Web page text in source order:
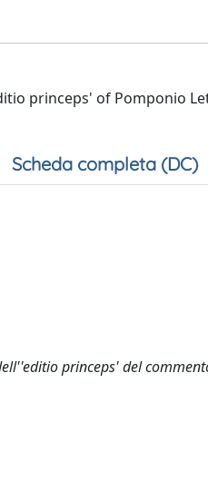
princeps' of Pomponio
Scheda completa (DC)
princeps' del